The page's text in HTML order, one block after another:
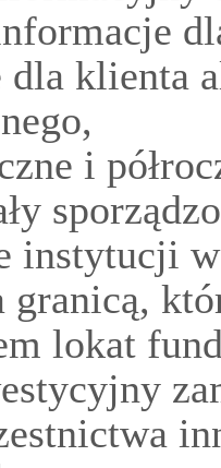
klienta
i
instytucji
granicą,
lokat